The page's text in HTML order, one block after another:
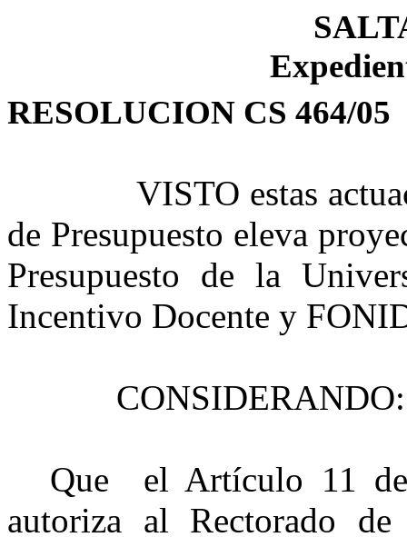
RESOLUCION CS 464/05
VISTO estas
de Presupuesto eleva
Presupuesto de la
Incentivo Docente y
CONSIDERANDO:
Que
el Artículo 11
autoriza al Rectorado